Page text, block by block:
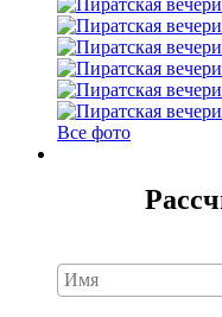
Все фото